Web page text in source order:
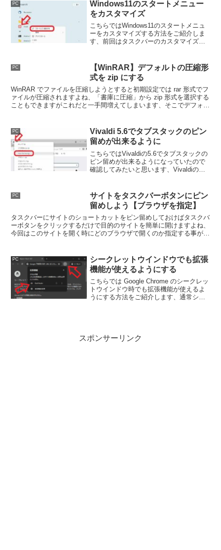
ヘビを操作して遊びましょう。
PC
Windows11のスタートメニュー
をカスタマイズ
こちらではWindows11のスタートメニュ
ーをカスタマイズする方法をご紹介しま
す、前回はタスクバーのカスタマイズに
ーのフォルダー表示についてご紹介しま
す。
PC
【WinRAR】デフォルトの圧縮形
式を zip にする
WinRAR でファイルを圧縮しようとすると初期設定では rar 形式でフ
ァイルが圧縮されますよね、「書庫に圧縮」から zip 形式を選択する
こともできますがこれだと一手間増えてしまいます、そこでデフォル
PC
Vivaldi 5.6でタブスタックのピン
留めが出来るように
こちらではVivaldiの5.6でタブスタックの
ピン留めが出来るようになっていたので
確認してみたいと思います、Vivaldiのタ
留めする事が出来るようになった訳です
ね。
PC
サイトをタスクバーボタンにピン
留めしよう【ブラウザを指定】
タスクバーにサイトのショートカットをピン留めしておけばタスクバ
ーボタンをクリックするだけで目的のサイトを簡単に開けますよね、
今回はこのサイトを開く時にどのブラウザで開くのか指定する事がで
PC
シークレットウインドウでも拡張
機能が使えるようにする
こちらでは Google Chrome のシークレッ
トウインドウ時でも拡張機能が使えるよ
うにする方法をご紹介します、通常シー
スポンサーリンク